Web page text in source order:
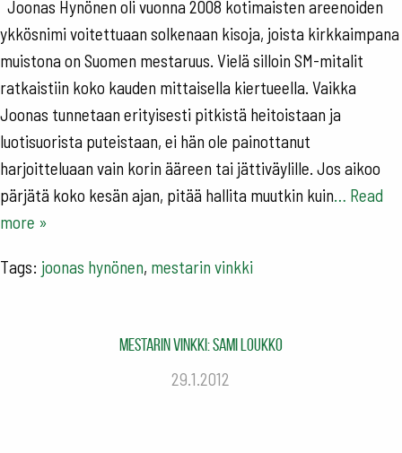
Joonas Hynönen oli vuonna 2008 kotimaisten areenoiden
ykkösnimi voitettuaan solkenaan kisoja, joista kirkkaimpana
muistona on Suomen mestaruus. Vielä silloin SM-mitalit
ratkaistiin koko kauden mittaisella kiertueella. Vaikka
Joonas tunnetaan erityisesti pitkistä heitoistaan ja
luotisuorista puteistaan, ei hän ole painottanut
harjoitteluaan vain korin ääreen tai jättiväylille. Jos aikoo
pärjätä koko kesän ajan, pitää hallita muutkin kuin… Read
more »
Tags: joonas hynönen, mestarin vinkki
Mestarin vinkki: Sami Loukko
29.1.2012